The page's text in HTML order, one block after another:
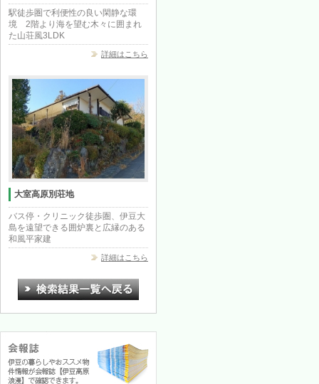
駅徒歩圏で利便性の良い閑静な環
境 2階より海を望む木々に囲まれ
た山荘風3LDK
詳細はこちら
大室高原別荘地
バス停・クリニック徒歩圏、伊豆大
島を遠望できる囲炉裏と広縁のある
和風平家建
詳細はこちら